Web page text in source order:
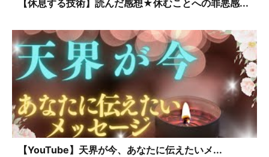
【休息する技術】読んだ感想★休むことへの罪悪感...
【YouTube】天界が今、あなたに伝えたいメ...